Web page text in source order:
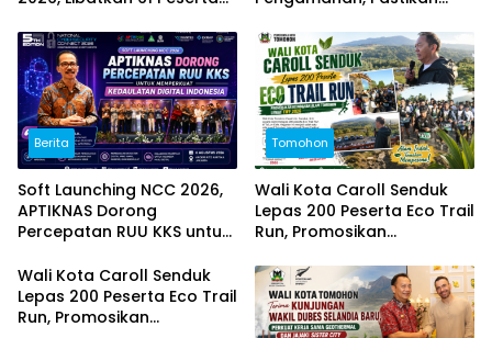
Sulut
Aman dan Sukses
Berita
Soft Launching NCC 2026,
APTIKNAS Dorong
Percepatan RUU KKS untuk
Digital Indonesia
Tomohon
Wali Kota Caroll Senduk
Lepas 200 Peserta Eco Trail
Run, Promosikan
Lewat TIFF 2026
Wali Kota Caroll Senduk
Lepas 200 Peserta Eco Trail
Run, Promosikan